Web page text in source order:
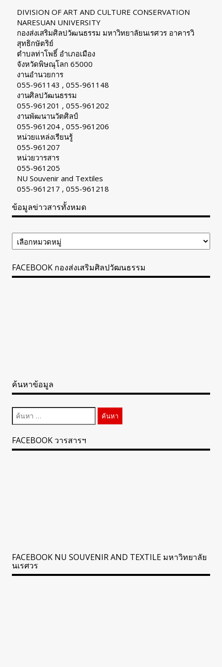
DIVISION OF ART AND CULTURE CONSERVATION
NARESUAN UNIVERSITY
กองส่งเสริมศิลปวัฒนธรรม มหาวิทยาลัยนเรศวร อาคารวิ
สุทธิกษัตริย์
ตำบลท่าโพธิ์ อำเภอเมือง
จังหวัดพิษณุโลก 65000
งานอำนวยการ
055-961143 , 055-961148
งานศิลปวัฒนธรรม
055-961201 , 055-961202
งานพัฒนานวัตศิลป์
055-961204 , 055-961206
หน่วยแหล่งเรียนรู้
055-961207
หน่วยวารสาร
055-961205
NU Souvenir and Textiles
055-961217 , 055-961218
ข้อมูลข่าวสารทั้งหมด
ข้อมูล
ข่าวสาร
FACEBOOK กองส่งเสริมศิลปวัฒนธรรม
ค้นหาข้อมูล
ค้นหา
สำหรับ:
FACEBOOK วารสารฯ
FACEBOOK NU SOUVENIR AND TEXTILE มหาวิทยาลัย
นเรศวร